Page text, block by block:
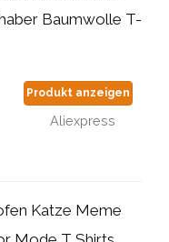
Baumwolle T-
Produkt anzeigen
Aliexpress
Katze Meme